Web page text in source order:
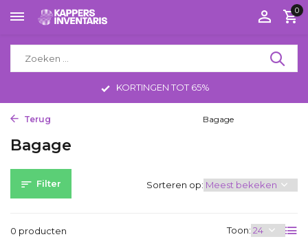
0
KORTINGEN TOT 65%
Terug Bagage
Bagage
Filter
0 producten Toon:
Sorteren op: